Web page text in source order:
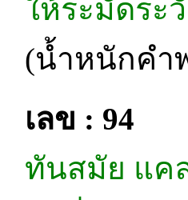
ให้ระมัดระ
(น้ำหนักคำ
เลข : 94
ทันสมัย แคล่